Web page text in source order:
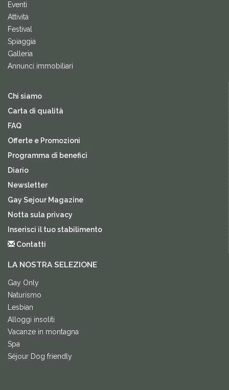
Eventi
Attività
Festival
Spiaggia
Galleria
Annunci immobiliari
Chi siamo
Carta di qualità
FAQ
Offerte e Promozioni
Programma di benefici
Diario
Newsletter
Gay Sejour Magazine
Notta sula privacy
Inserisci il tuo stabilimento
Contatti
LA NOSTRA SELEZIONE
Gay Only
Naturismo
Lesbian
Alloggi insoliti
Vacanze in montagna
Spa
Séjour Dog friendly